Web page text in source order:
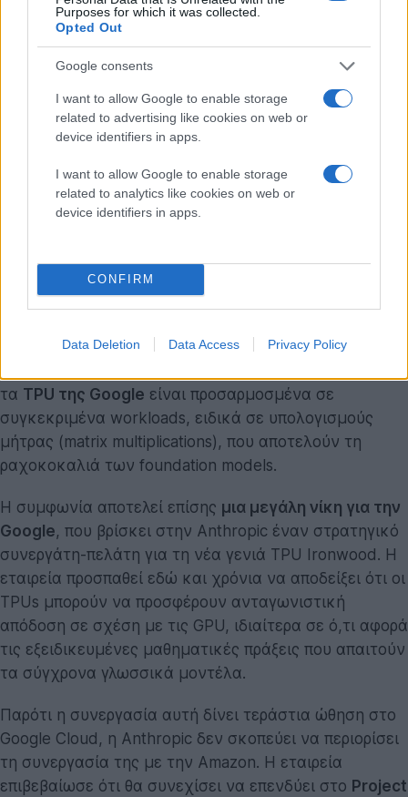
Purposes for which it was collected.
Opted Out
Google consents
I want to allow Google to enable storage
related to advertising like cookies on web or
device identifiers in apps.
I want to allow Google to enable storage
related to analytics like cookies on web or
device identifiers in apps.
CONFIRM
Data Deletion Data Access Privacy Policy
Ωστόσο, όσο η Anthropic κλιμακώνει τα μοντέλα της,
η εξάρτηση από έναν μόνο πάροχο θα μπορούσε να
εξελιχθεί σε αδυναμία. Η νέα συνεργασία με την
Google λειτουργεί έτσι σανασφάλεια έναντι
μελλοντικών κινδύνων, είτε αυτοί αφορούν
προβλήματα προμήθειας, είτε την τεχνολογική
απαξίωση μιας συγκεκριμένης πλατφόρμας.
εξακολουθούν να προσφέρουν τη
μεγαλύτερη ωριμότητα λογισμικού και το πιο
τηςAWSδιαθέτουν βαθιά τεχνική ενσωμάτωση
τα TPU της Google είναι προσαρμοσμένα σε
συγκεκριμένα workloads, ειδικά σε υπολογισμούς
μήτρας (matrix multiplications), που αποτελούν τη
ραχοκοκαλιά των foundation models.
Η συμφωνία αποτελεί επίσης μια μεγάλη νίκη για την
Google, που βρίσκει στην Anthropic έναν στρατηγικό
συνεργάτη-πελάτη για τη νέα γενιά TPU Ironwood. Η
εταιρεία προσπαθεί εδώ και χρόνια να αποδείξει ότι οι
TPUs μπορούν να προσφέρουν ανταγωνιστική
απόδοση σε σχέση με τις GPU, ιδιαίτερα σε ό,τι αφορά
τις εξειδικευμένες μαθηματικές πράξεις που απαιτούν
τα σύγχρονα γλωσσικά μοντέλα.
Παρότι η συνεργασία αυτή δίνει τεράστια ώθηση στο
Google Cloud, η Anthropic δεν σκοπεύει να περιορίσει
τη συνεργασία της με την Amazon. Η εταιρεία
επιβεβαίωσε ότι θα συνεχίσει να επενδύει στο Project